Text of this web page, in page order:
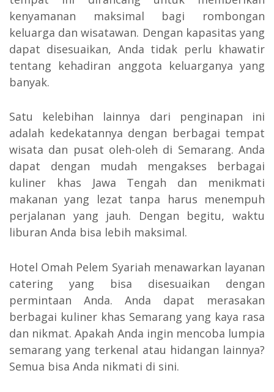
kenyamanan maksimal bagi rombongan
keluarga dan wisatawan. Dengan kapasitas yang
dapat disesuaikan, Anda tidak perlu khawatir
tentang kehadiran anggota keluarganya yang
banyak.
Satu kelebihan lainnya dari penginapan ini
adalah kedekatannya dengan berbagai tempat
wisata dan pusat oleh-oleh di Semarang. Anda
dapat dengan mudah mengakses berbagai
kuliner khas Jawa Tengah dan menikmati
makanan yang lezat tanpa harus menempuh
perjalanan yang jauh. Dengan begitu, waktu
liburan Anda bisa lebih maksimal.
Hotel Omah Pelem Syariah menawarkan layanan
catering yang bisa disesuaikan dengan
permintaan Anda. Anda dapat merasakan
berbagai kuliner khas Semarang yang kaya rasa
dan nikmat. Apakah Anda ingin mencoba lumpia
semarang yang terkenal atau hidangan lainnya?
Semua bisa Anda nikmati di sini.